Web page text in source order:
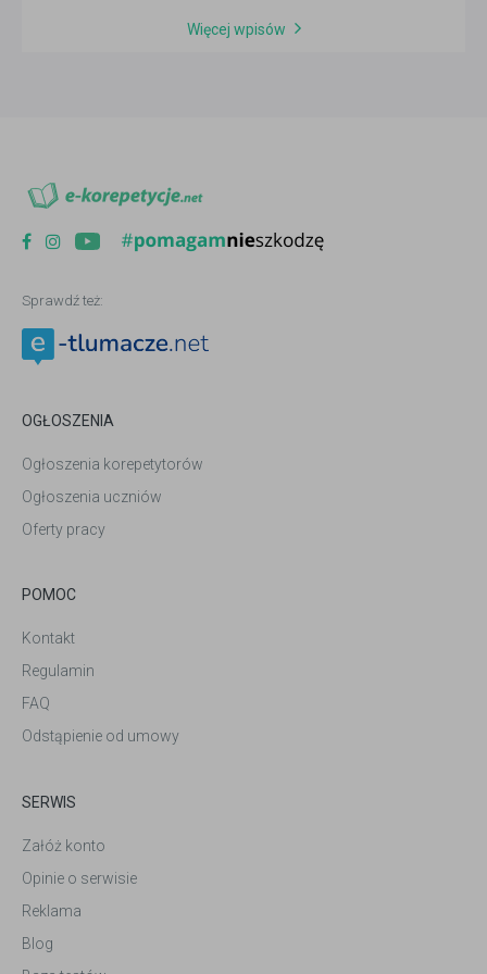
Więcej wpisów
Sprawdź też:
OGŁOSZENIA
Ogłoszenia korepetytorów
Ogłoszenia uczniów
Oferty pracy
POMOC
Kontakt
Regulamin
FAQ
Odstąpienie od umowy
SERWIS
Załóż konto
Opinie o serwisie
Reklama
Blog